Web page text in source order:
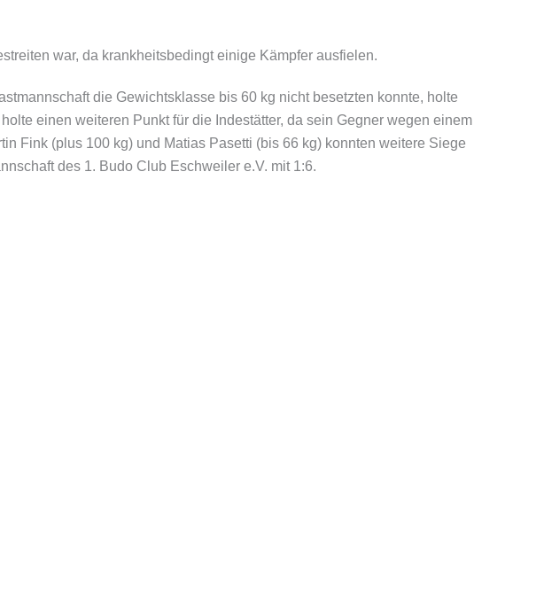
war, da krankheitsbedingt einige Kämpfer ausfielen.
die Gewichtsklasse bis 60 kg nicht besetzten konnte, holte
einen weiteren Punkt für die Indestätter, da sein Gegner wegen einem
Fink (plus 100 kg) und Matias Pasetti (bis 66 kg) konnten weitere Siege
des 1. Budo Club Eschweiler e.V. mit 1:6.